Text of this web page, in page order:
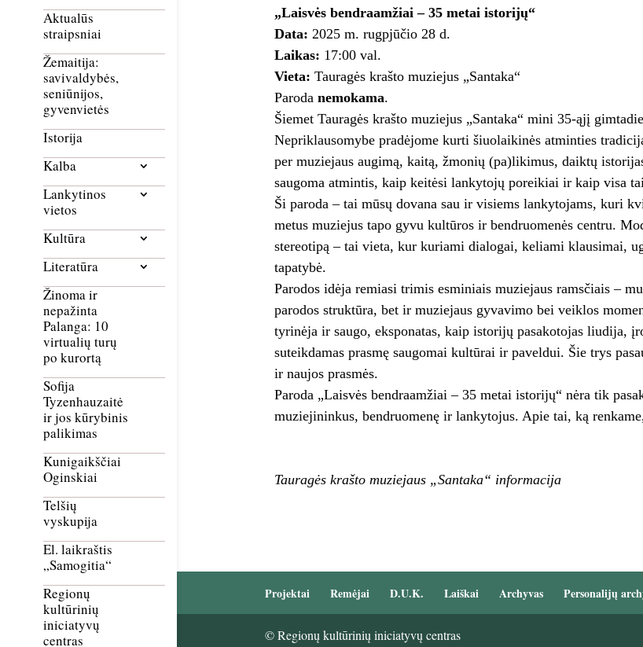
Aktualūs
straipsniai
Žemaitija:
savivaldybės,
seniūnijos,
gyvenvietės
Istorija
Kalba
Lankytinos
vietos
Kultūra
Literatūra
Žinoma ir
nepažinta
Palanga: 10
virtualių turų
po kurortą
Sofija
Tyzenhauzaitė
ir jos kūrybinis
palikimas
Kunigaikščiai
Oginskiai
Telšių
vyskupija
El. laikraštis
„Samogitia“
Regionų
kultūrinių
iniciatyvų
centras
„Laisvės bendraamžiai – 35 metai istorijų“
Data: 2025 m. rugpjūčio 28 d.
Laikas: 17:00 val.
Vieta: Tauragės krašto muziejus „Santaka“
Paroda nemokama.
Šiemet Tauragės krašto muziejus „Santaka“ mini 35-ąjį
Nepriklausomybe pradėjome kurti šiuolaikinės atminties
per muziejaus augimą, kaitą, žmonių (pa)likimus, daiktų
saugoma atmintis, kaip keitėsi lankytojų poreikiai ir kaip visa
Ši paroda – tai mūsų dovana sau ir visiems lankytojams, kuri
metus muziejus tapo gyvu kultūros ir bendruomenės centru.
stereotipą – tai vieta, kur kuriami dialogai, keliami klausimai,
tapatybė.
Parodos idėja remiasi trimis esminiais muziejaus ramsčiais –
parodos struktūra, bet ir muziejaus gyvavimo bei veiklos
tyrinėja ir saugo, eksponatas, kaip istorijų pasakotojas liudija,
suteikdamas prasmę saugomai kultūrai ir paveldui. Šie trys
ir naujos prasmės.
Paroda „Laisvės bendraamžiai – 35 metai istorijų“ nėra tik
muziejininkus, bendruomenę ir lankytojus. Apie tai, ką
Tauragės krašto muziejaus „Santaka“ informacija
Projektai Remėjai D.U.K. Laiškai Archyvas Personalijų
© Regionų kultūrinių iniciatyvų centras